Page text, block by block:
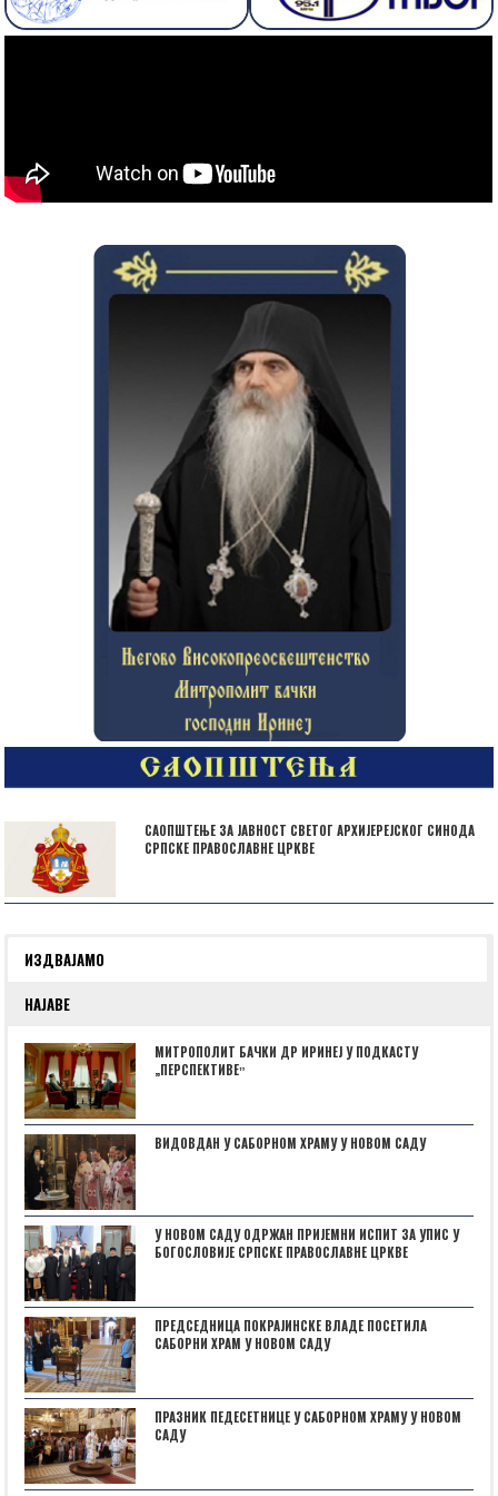
САОПШТЕЊЕ ЗА ЈАВНОСТ СВЕТОГ АРХИЈЕРЕЈСКОГ СИНОДА
СРПСКЕ ПРАВОСЛАВНЕ ЦРКВЕ
ИЗДВАЈАМО
НАЈАВЕ
МИТРОПОЛИТ БАЧКИ ДР ИРИНЕЈ У ПОДКАСТУ
„ПЕРСПЕКТИВЕˮ
ВИДОВДАН У САБОРНОМ ХРАМУ У НОВОМ САДУ
У НОВОМ САДУ ОДРЖАН ПРИЈЕМНИ ИСПИТ ЗА УПИС У
БОГОСЛОВИЈЕ СРПСКЕ ПРАВОСЛАВНЕ ЦРКВЕ
ПРЕДСЕДНИЦА ПОКРАЈИНСКЕ ВЛАДЕ ПОСЕТИЛА
САБОРНИ ХРАМ У НОВОМ САДУ
ПРАЗНИК ПЕДЕСЕТНИЦЕ У САБОРНОМ ХРАМУ У НОВОМ
САДУ